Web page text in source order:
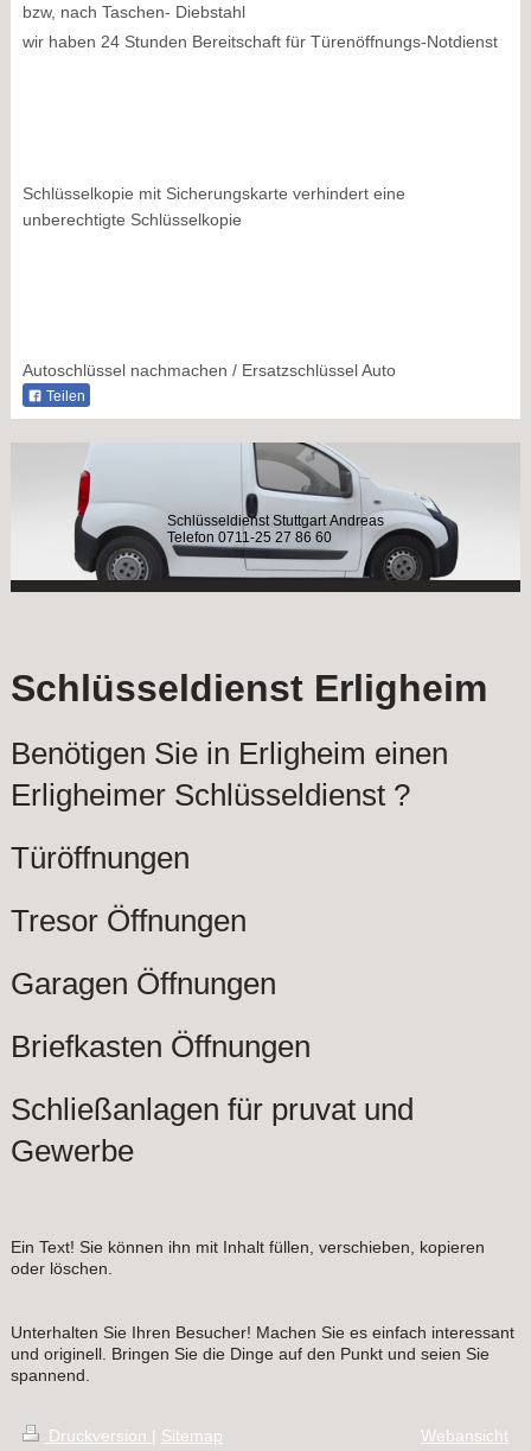
bzw, nach Taschen- Diebstahl
wir haben 24 Stunden Bereitschaft für Türenöffnungs-Notdienst
Schlüsselkopie mit Sicherungskarte verhindert eine
unberechtigte Schlüsselkopie
Autoschlüssel nachmachen / Ersatzschlüssel Auto
Teilen
Schlüsseldienst Stuttgart Andreas
Telefon 0711-25 27 86 60
Schlüsseldienst Erligheim
Benötigen Sie in Erligheim einen
Erligheimer Schlüsseldienst ?
Türöffnungen
Tresor Öffnungen
Garagen Öffnungen
Briefkasten Öffnungen
Schließanlagen für pruvat und
Gewerbe
Ein Text! Sie können ihn mit Inhalt füllen, verschieben, kopieren
oder löschen.
Unterhalten Sie Ihren Besucher! Machen Sie es einfach interessant
und originell. Bringen Sie die Dinge auf den Punkt und seien Sie
spannend.
Druckversion | Sitemap
Webansicht